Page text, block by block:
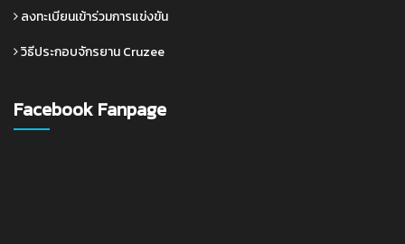
ลงทะเบียนเข้าร่วมการแข่งขัน
วิธีประกอบจักรยาน Cruzee
Facebook Fanpage